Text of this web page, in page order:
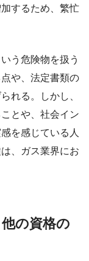
するため、繁忙
う危険物を扱う
や、法定書類の
れる。しかし、
とや、社会イン
を感じている人
、ガス業界にお
の資格の